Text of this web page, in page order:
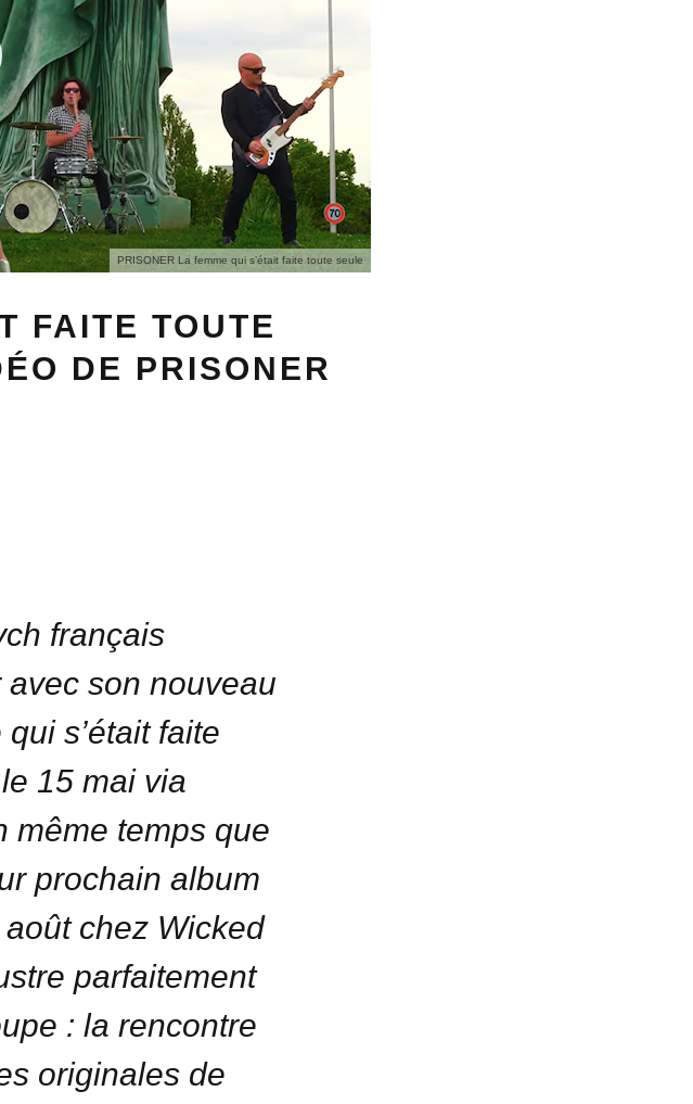
PRISONER La femme qui s’était faite toute seule
FAITE TOUTE
DE PRISONER
français
son nouveau
s’était faite
15 mai via
même temps que
prochain album
chez Wicked
parfaitement
: la rencontre
originales de